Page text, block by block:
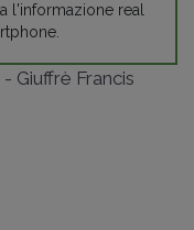
l'informazione real
Giuffrè Francis